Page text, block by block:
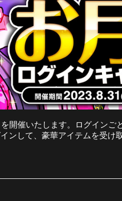
開催いたします。ログインご
ンして、豪華アイテムを受け